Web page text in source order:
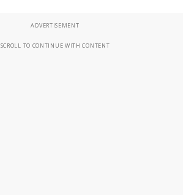
ADVERTISEMENT
SCROLL TO CONTINUE WITH CONTENT